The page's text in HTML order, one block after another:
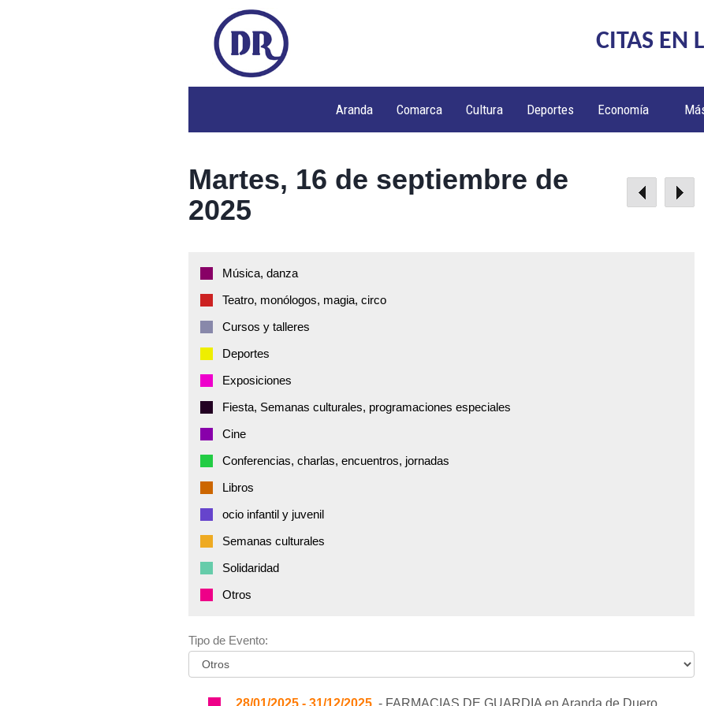
CITAS EN
Aranda Comarca Cultura Deportes Economía
Martes, 16 de septiembre de
2025
Música, danza
Teatro, monólogos, magia, circo
Cursos y talleres
Deportes
Exposiciones
Fiesta, Semanas culturales, programaciones especiales
Cine
Conferencias, charlas, encuentros, jornadas
Libros
ocio infantil y juvenil
Semanas culturales
Solidaridad
Otros
Tipo de Evento:
28/01/2025 - 31/12/2025 .- FARMACIAS DE GUARDIA en Aranda de Duero